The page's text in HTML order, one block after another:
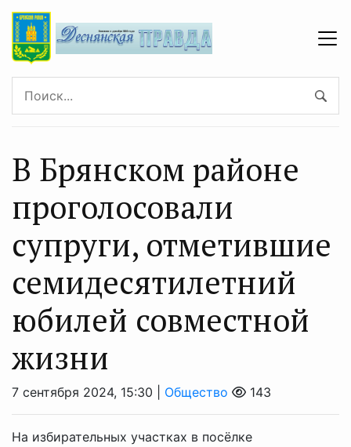
В Брянском районе
проголосовали
супруги, отметившие
семидесятилетний
юбилей совместной
жизни
7 сентября 2024, 15:30 | Общество 143
На избирательных участках в посёлке